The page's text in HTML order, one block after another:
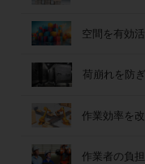
空間を有効
荷崩れを防
作業効率を
作業者の負